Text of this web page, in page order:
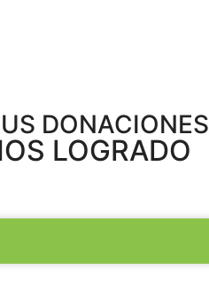
DONACIONES
LOGRADO